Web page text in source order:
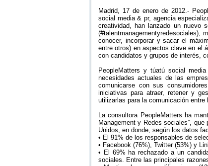
Madrid, 17 de enero de 2012.-
social media & pr, agencia
creatividad, han lanzado un nuevo
(#talentmanagementyredesociales),
conocer, incorporar y sacar el
entre otros) en aspectos clave en el
con candidatos y grupos de interés,
PeopleMatters y túatú social
necesidades actuales de las
comunicarse con sus
iniciativas para atraer, retener y
utilizarlas para la comunicación
La consultora PeopleMatters ha
Management y Redes sociales”,
Unidos, en donde, según los datos
• El 91% de los responsables de
• Facebook (76%), Twitter (53%) y
• El 69% ha rechazado a un
sociales. Entre las principales